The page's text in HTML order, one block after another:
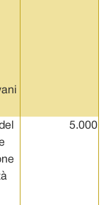
5.000